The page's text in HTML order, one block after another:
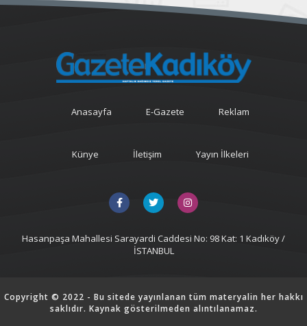
Anasayfa E-Gazete Reklam
Künye İletişim Yayın İlkeleri
Hasanpaşa Mahallesi Sarayardi Caddesi No: 98 Kat: 1 Kadıköy /
İSTANBUL
Copyright © 2022 - Bu sitede yayınlanan tüm materyalin her hakkı
saklıdır. Kaynak gösterilmeden alıntılanamaz.